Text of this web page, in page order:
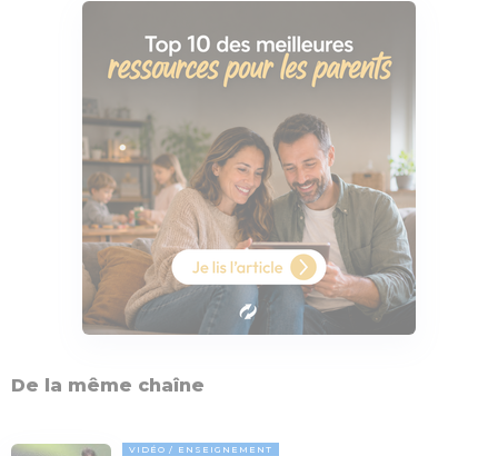
De la même chaîne
VIDÉO ENSEIGNEMENT